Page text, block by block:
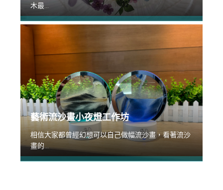
木最...
藝術流沙畫小夜燈工作坊
相信大家都曾經幻想可以自己做幅流沙畫，看著流沙
畫的...